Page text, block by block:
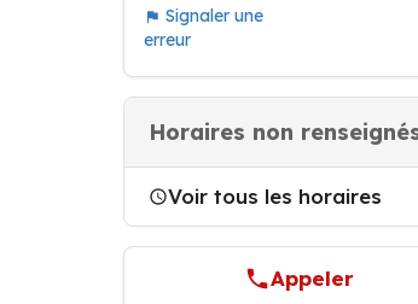
Signaler une
erreur
Horaires non
Voir tous les horaires
Appeler